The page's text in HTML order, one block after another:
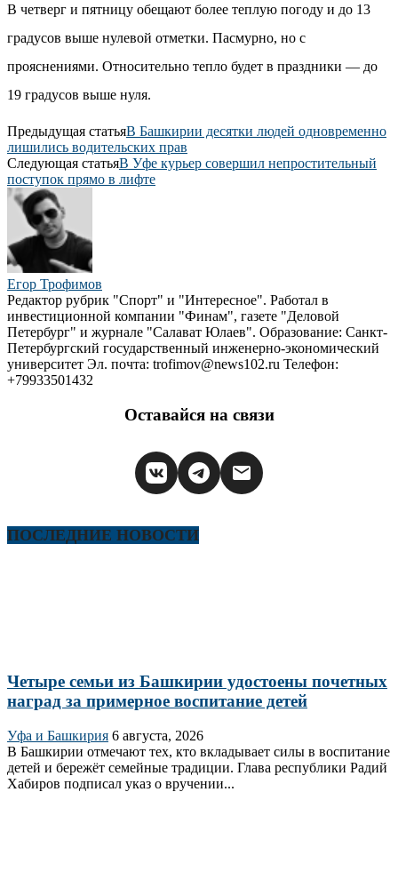
В четверг и пятницу обещают более теплую погоду и до 13
градусов выше нулевой отметки. Пасмурно, но с
прояснениями. Относительно тепло будет в праздники — до
19 градусов выше нуля.
Предыдущая статьяВ Башкирии десятки людей одновременно
лишились водительских прав
Следующая статьяВ Уфе курьер совершил непростительный
поступок прямо в лифте
Егор Трофимов
Редактор рубрик "Спорт" и "Интересное". Работал в
инвестиционной компании "Финам", газете "Деловой
Петербург" и журнале "Салават Юлаев". Образование: Санкт-
Петербургский государственный инженерно-экономический
университет Эл. почта: trofimov@news102.ru Телефон:
+79933501432
Оставайся на связи
ПОСЛЕДНИЕ НОВОСТИ
Четыре семьи из Башкирии удостоены почетных
наград за примерное воспитание детей
Уфа и Башкирия 6 августа, 2026
В Башкирии отмечают тех, кто вкладывает силы в воспитание
детей и бережёт семейные традиции. Глава республики Радий
Хабиров подписал указ о вручении...